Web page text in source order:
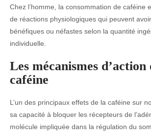
Chez l’homme, la consommation de caféine
de réactions physiologiques qui peuvent
bénéfiques ou néfastes selon la quantité
individuelle.
Les mécanismes d’action
caféine
L’un des principaux effets de la caféine sur
sa capacité à bloquer les récepteurs de
molécule impliquée dans la régulation du